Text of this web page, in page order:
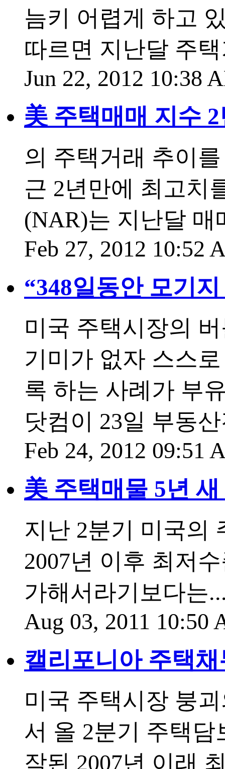
늠키 어렵게 하고
따르면 지난달 주
Jun 22, 2012 10:38
美 주택매매 지수
의 주택거래 추이
근 2년만에 최고치
(NAR)는 지난달 매
Feb 27, 2012 10:52
“348일동안 모기
미국 주택시장의
기미가 없자 스스
록 하는 사례가 부
닷컴이 23일 부동
Feb 24, 2012 09:51
美 주택매물 5년
지난 2분기 미국의
2007년 이후 최저
가해서라기보다는
Aug 03, 2011 10:50
캘리포니아 주택
미국 주택시장 붕
서 올 2분기 주택
작된 2007년 이래